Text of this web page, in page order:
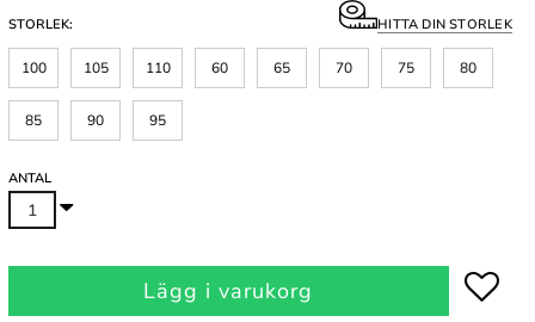
STORLEK: HITTA DIN STORLEK
100 105 110 60 65 70 75 80
85 90 95
ANTAL
Lägg i varukorg